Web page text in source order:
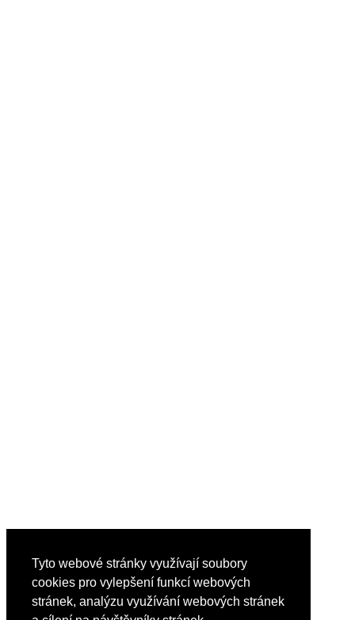
Tyto webové stránky využívají soubory
cookies pro vylepšení funkcí webových
stránek, analýzu využívání webových stránek